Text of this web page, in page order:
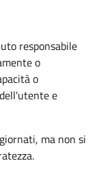
responsabile
o
o
e
ma non si